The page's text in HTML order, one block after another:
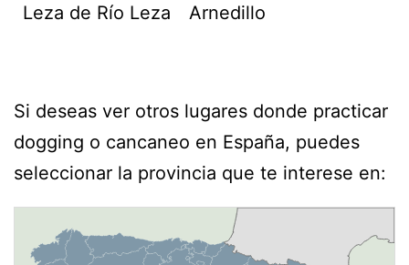
Leza de Río Leza
Arnedillo
Si deseas ver otros lugares donde practicar
dogging o cancaneo en España, puedes
seleccionar la provincia que te interese en: